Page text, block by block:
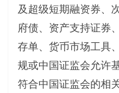
及超级短期融资券、
府债、资产支持证券
存单、货币市场工具
规或中国证监会允许
符合中国证监会的相